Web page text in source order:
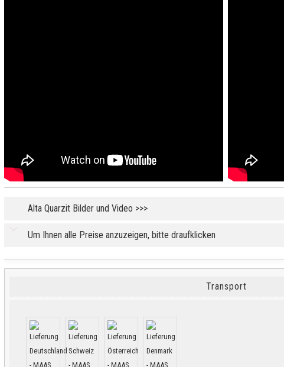
Alta Quarzit Bilder und Video >>>
Um Ihnen alle Preise anzuzeigen, bitte draufklicken
Transport